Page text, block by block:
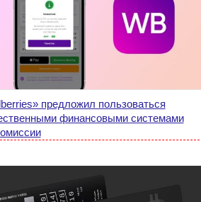
предложил пользоваться
финансовыми системами